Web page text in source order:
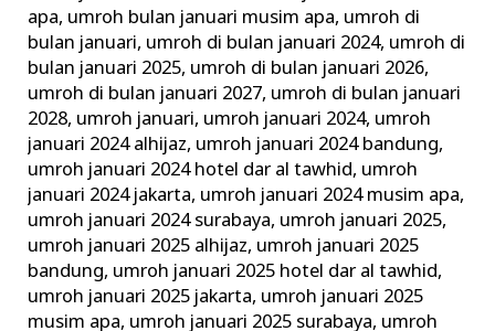
apa, umroh bulan januari musim apa, umroh di
bulan januari, umroh di bulan januari 2024, umroh di
bulan januari 2025, umroh di bulan januari 2026,
umroh di bulan januari 2027, umroh di bulan januari
2028, umroh januari, umroh januari 2024, umroh
januari 2024 alhijaz, umroh januari 2024 bandung,
umroh januari 2024 hotel dar al tawhid, umroh
januari 2024 jakarta, umroh januari 2024 musim apa,
umroh januari 2024 surabaya, umroh januari 2025,
umroh januari 2025 alhijaz, umroh januari 2025
bandung, umroh januari 2025 hotel dar al tawhid,
umroh januari 2025 jakarta, umroh januari 2025
musim apa, umroh januari 2025 surabaya, umroh